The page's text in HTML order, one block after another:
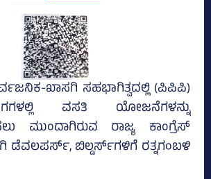
ಖಾಸಗಿ ಸಹಭಾಗಿತ್ವದಲ್ಲಿ (ಪಿಪಿಪಿ)
ವಸತಿ ಯೋಜನೆಗಳನ್ನು
ಮುಂದಾಗಿರುವ ರಾಜ್ಯ ಕಾಂಗ್ರೆಸ್‌
ಡೆವಲಪರ್ಸ್‌, ಬಿಲ್ಡರ್ಸ್‌ಗಳಿಗೆ ರತ್ನಗಂಬಳಿ